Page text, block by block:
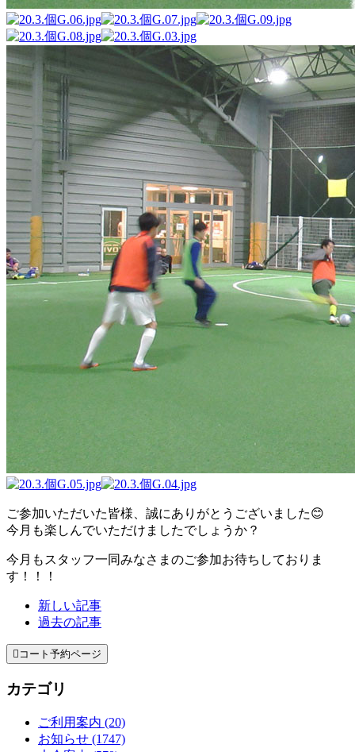
ご参加いただいた皆様、誠にありがとうございました😊
今月も楽しんでいただけましたでしょうか？
今月もスタッフ一同みなさまのご参加お待ちしておりま
す！！！
新しい記事
過去の記事
 コート予約ページ
カテゴリ
ご利用案内 (20)
お知らせ (1747)